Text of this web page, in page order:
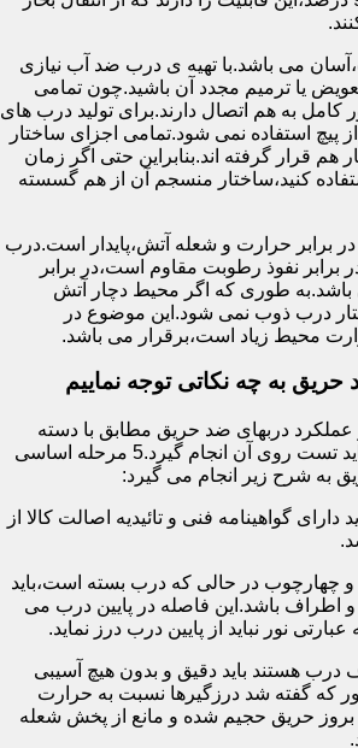
می باشد.با تهیه ی درب ضد آب نیازی
یا ترمیم مجدد آن باشید.چون تمامی
کامل به هم اتصال دارند.برای تولید درب های
پیچ استفاده نمی شود.تمامی اجزای ساختار
هم قرار گرفته اند.بنابراین حتی اگر زمان
کنید،ساختار منسجم آن از هم گسسته
حرارت و شعله آتش،پایدار است.درب
برابر نفوذ رطوبت مقاوم است،در برابر
باشد.به طوری که اگر محیط دچار آتش
درب ذوب نمی شود.این موضوع در
محیط زیاد است،برقرار می باشد.
به چه نکاتی توجه نماییم
دربهای ضد حریق مطابق با دسته
بندی و مقاومت آن ها،باید تست روی آن انجام گیرد.5 مرحله اساسی
به شرح زیر انجام می گیرد:
گواهینامه فنی و تائیدیه اصالت کالا از
چهارچوب در حالی که درب بسته است،باید
و اطراف باشد.این فاصله در پایین درب می
درب هستند باید دقیق و بدون هیچ آسیبی
که گفته شد درزگیرها نسبت به حرارت
حریق حجیم شده و مانع از پخش شعله